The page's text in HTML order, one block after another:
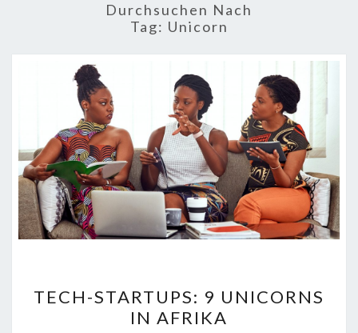
Durchsuchen Nach
Tag: Unicorn
STARTUPS:
9
TECH-STARTUPS: 9 UNICORNS
IN AFRIKA